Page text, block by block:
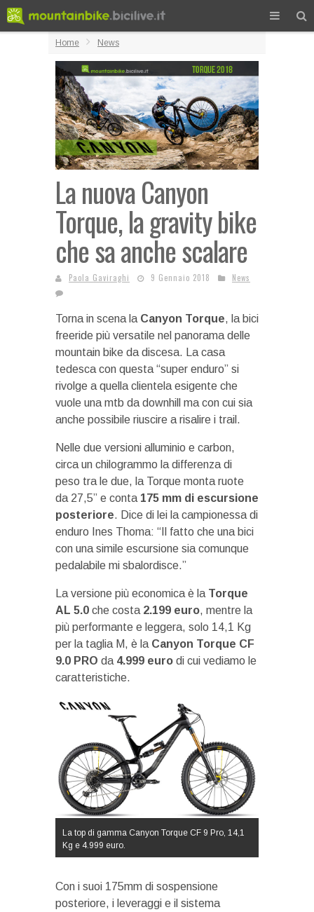
Home News
La nuova Canyon
Torque, la gravity bike
che sa anche scalare
Paola Gaviraghi 9 Gennaio 2018 News
Torna in scena la Canyon Torque, la bici
freeride più versatile nel panorama delle
mountain bike da discesa. La casa
tedesca con questa “super enduro” si
rivolge a quella clientela esigente che
vuole una mtb da downhill ma con cui sia
anche possibile riuscire a risalire i trail.
Nelle due versioni alluminio e carbon,
circa un chilogrammo la differenza di
peso tra le due, la Torque monta ruote
da 27,5” e conta 175 mm di escursione
posteriore. Dice di lei la campionessa di
enduro Ines Thoma: “Il fatto che una bici
con una simile escursione sia comunque
pedalabile mi sbalordisce.”
La versione più economica è la Torque
AL 5.0 che costa 2.199 euro, mentre la
più performante e leggera, solo 14,1 Kg
per la taglia M, è la Canyon Torque CF
9.0 PRO da 4.999 euro di cui vediamo le
caratteristiche.
La top di gamma Canyon Torque CF 9 Pro, 14,1
Kg e 4.999 euro.
Con i suoi 175mm di sospensione
posteriore, i leveraggi e il sistema